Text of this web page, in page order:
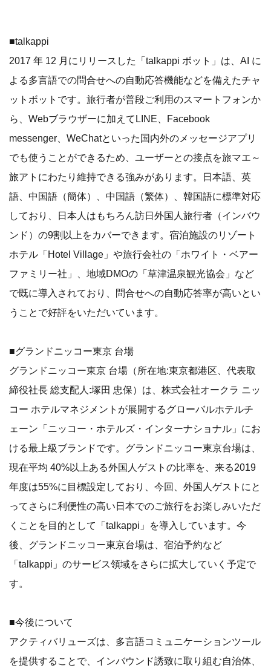
■talkappi
2017 年 12 月にリリースした「talkappi ボット」は、AI に
よる多言語での問合せへの自動応答機能などを備えたチャ
ットボットです。旅行者が普段ご利用のスマートフォンか
ら、Webブラウザーに加えてLINE、Facebook
messenger、WeChatといった国内外のメッセージアプリ
でも使うことができるため、ユーザーとの接点を旅マエ～
旅アトにわたり維持できる強みがあります。日本語、英
語、中国語（簡体）、中国語（繁体）、韓国語に標準対応
しており、日本人はもちろん訪日外国人旅行者（インバウ
ンド）の9割以上をカバーできます。宿泊施設のリゾート
ホテル「Hotel Village」や旅行会社の「ホワイト・ベアー
ファミリー社」、地域DMOの「草津温泉観光協会」など
で既に導入されており、問合せへの自動応答率が高いとい
うことで好評をいただいています。
■グランドニッコー東京 台場
グランドニッコー東京 台場（所在地:東京都港区、代表取
締役社長 総支配人:塚田 忠保）は、株式会社オークラ ニッ
コー ホテルマネジメントが展開するグローバルホテルチ
ェーン「ニッコー・ホテルズ・インターナショナル」にお
ける最上級ブランドです。グランドニッコー東京台場は、
現在平均 40%以上ある外国人ゲストの比率を、来る2019
年度は55%に目標設定しており、今回、外国人ゲストにと
ってさらに利便性の高い日本でのご旅行をお楽しみいただ
くことを目的として「talkappi」を導入しています。今
後、グランドニッコー東京台場は、宿泊予約など
「talkappi」のサービス領域をさらに拡大していく予定で
す。
■今後について
アクティバリューズは、多言語コミュニケーションツール
を提供することで、インバウンド誘致に取り組む自治体、